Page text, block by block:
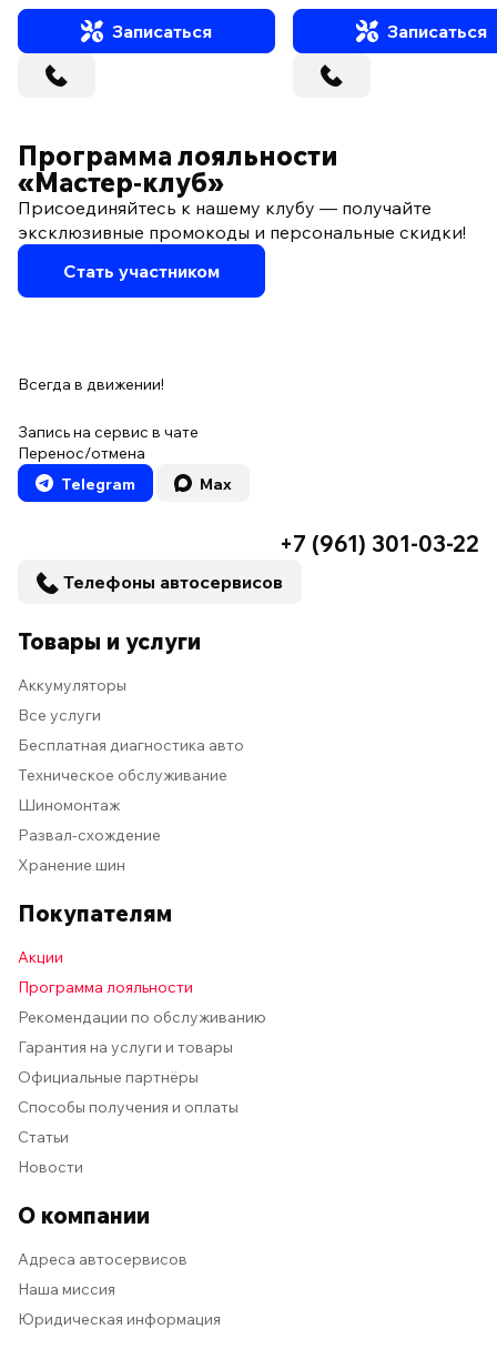
Записаться
Записаться
Программа лояльности
«Мастер‑клуб»
Присоединяйтесь к нашему клубу — получайте
эксклюзивные промокоды и персональные скидки!
Стать участником
Всегда в движении!
Запись на сервис в чате
Перенос/отмена
Telegram
Max
+7 (961) 301-03-22
Телефоны автосервисов
Товары и услуги
Аккумуляторы
Все услуги
Бесплатная диагностика авто
Техническое обслуживание
Шиномонтаж
Развал-схождение
Хранение шин
Покупателям
Акции
Программа лояльности
Рекомендации по обслуживанию
Гарантия на услуги и товары
Официальные партнёры
Способы получения и оплаты
Статьи
Новости
О компании
Адреса автосервисов
Наша миссия
Юридическая информация